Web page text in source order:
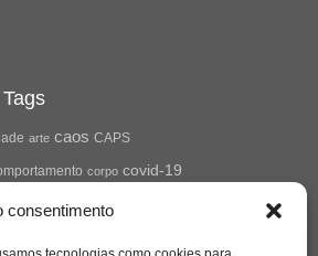
consentimento
arte caos CAPS
corpo covid-19
família
insight jung liberdade livro